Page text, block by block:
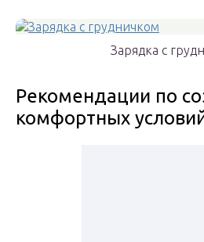
Зарядка с
Рекомендации по
комфортных